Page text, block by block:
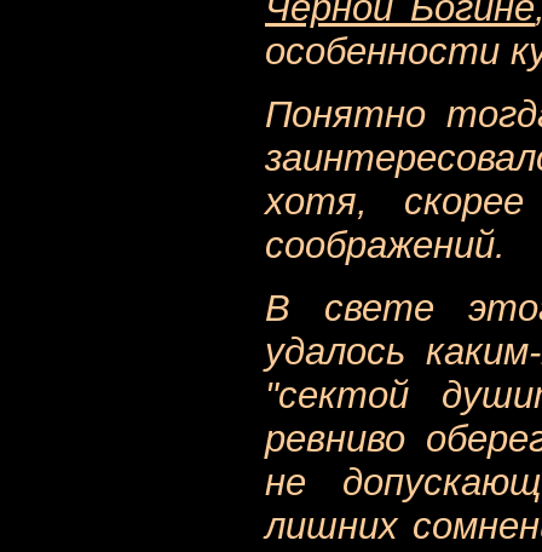
особенности
Понятно
хотя,
соображений.
В свете
удалось
"сектой
ревниво
не
лишних